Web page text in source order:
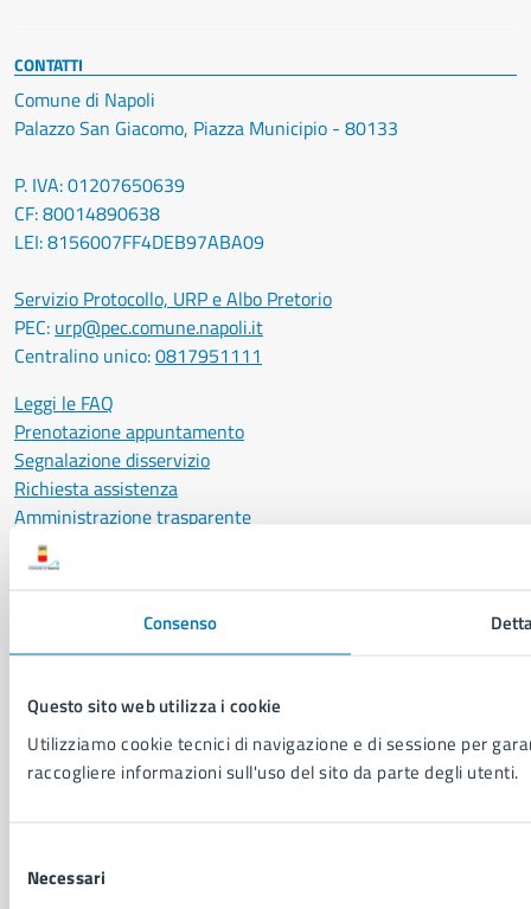
Consenso
Questo sito web utilizza i cookie
Utilizziamo cookie tecnici di navigazione e di sessione per
raccogliere informazioni sull'uso del sito da parte degli utenti.
delNecessari
CONTATTI
Comune di Napoli
Palazzo San Giacomo, Piazza Municipio - 80133
P. IVA: 01207650639
CF: 80014890638
LEI: 8156007FF4DEB97ABA09
Servizio Protocollo, URP e Albo Pretorio
PEC: urp@pec.comune.napoli.it
Centralino unico:0817951111
Leggi le FAQ
Prenotazione appuntamento
Segnalazione disservizio
Richiesta assistenza
Amministrazione trasparente
Informativa privacy
Cookie Policy
Notifica atti giudiziari
Segnalazione problemi di accessibilità
Piano di miglioramento del sito